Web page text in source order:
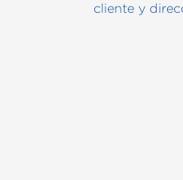
cliente y